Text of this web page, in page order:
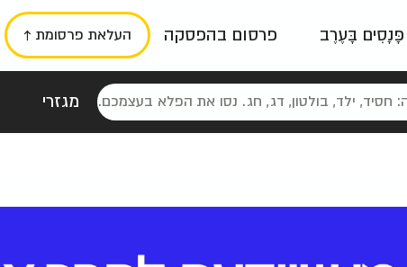
פָּנָסִים בָּעֶרֶב פרסום בהפסקה העלאת פרסומת ↑
מגזרי
נוסטלגי כרזות טיפוגרפי